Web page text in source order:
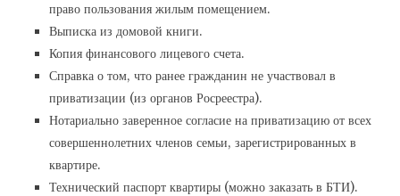
право пользования жилым помещением.
Выписка из домовой книги.
Копия финансового лицевого счета.
Справка о том, что ранее гражданин не участвовал в
приватизации (из органов Росреестра).
Нотариально заверенное согласие на приватизацию от всех
совершеннолетних членов семьи, зарегистрированных в
квартире.
Технический паспорт квартиры (можно заказать в БТИ).